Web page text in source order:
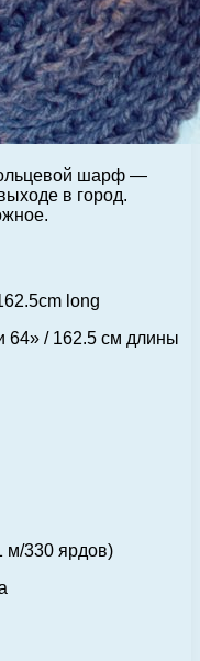
шарф —
в город.
long
64» / 162.5 см длины
м/330 ярдов)